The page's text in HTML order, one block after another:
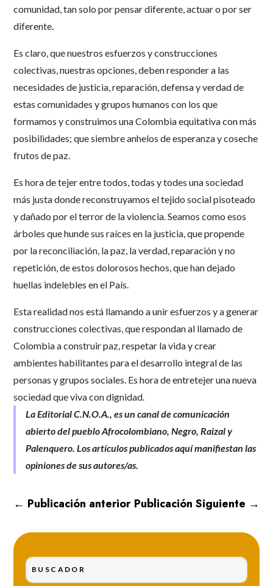
comunidad, tan solo por pensar diferente, actuar o por ser
diferente.
Es claro, que nuestros esfuerzos y construcciones
colectivas, nuestras opciones, deben responder a las
necesidades de justicia, reparación, defensa y verdad de
estas comunidades y grupos humanos con los que
formamos y construimos una Colombia equitativa con más
posibilidades; que siembre anhelos de esperanza y coseche
frutos de paz.
Es hora de tejer entre todos, todas y todes una sociedad
más justa donde reconstruyamos el tejido social pisoteado
y dañado por el terror de la violencia. Seamos como esos
árboles que hunde sus raíces en la justicia, que propende
por la reconciliación, la paz, la verdad, reparación y no
repetición, de estos dolorosos hechos, que han dejado
huellas indelebles en el País.
Esta realidad nos está llamando a unir esfuerzos y a generar
construcciones colectivas, que respondan al llamado de
Colombia a construir paz, respetar la vida y crear
ambientes habilitantes para el desarrollo integral de las
personas y grupos sociales. Es hora de entretejer una nueva
sociedad que viva con dignidad.
La Editorial C.N.O.A., es un canal de comunicación
abierto del pueblo Afrocolombiano, Negro, Raizal y
Palenquero. Los artículos publicados aquí manifiestan las
opiniones de sus autores/as.
← Publicación anterior Publicación Siguiente →